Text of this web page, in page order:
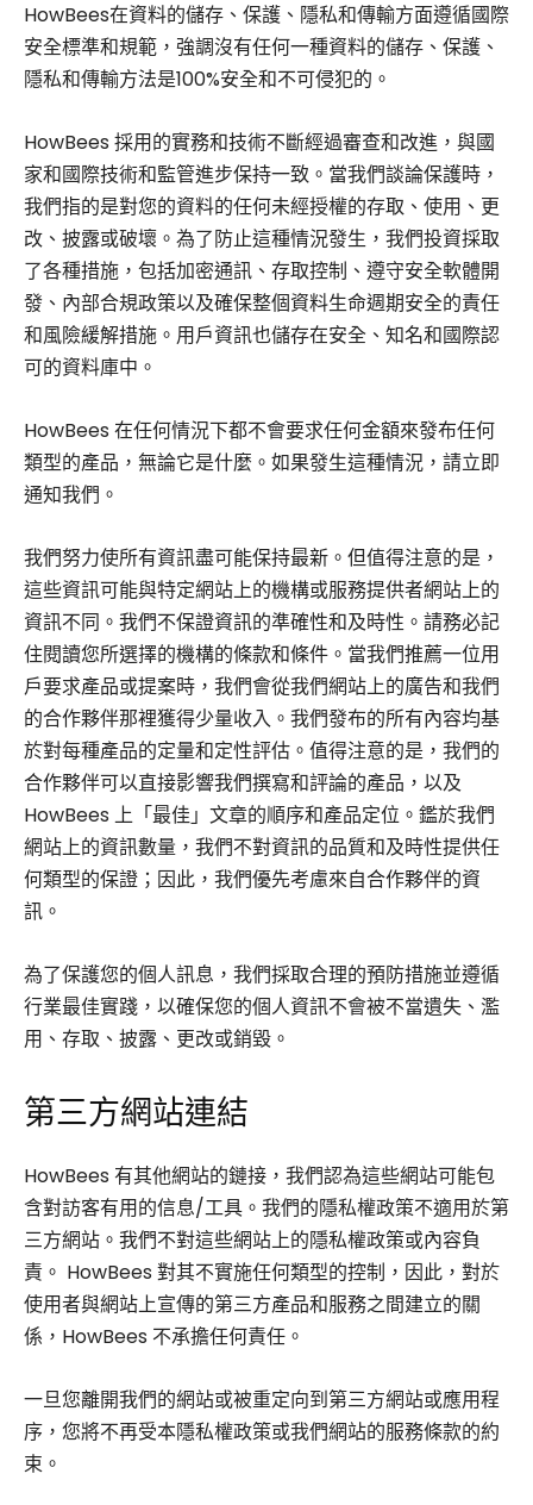
HowBees在資料的儲存、保護、隱私和傳輸方面遵循國際
安全標準和規範，強調沒有任何一種資料的儲存、保護、
隱私和傳輸方法是100%安全和不可侵犯的。
HowBees 採用的實務和技術不斷經過審查和改進，與國
家和國際技術和監管進步保持一致。當我們談論保護時，
我們指的是對您的資料的任何未經授權的存取、使用、更
改、披露或破壞。為了防止這種情況發生，我們投資採取
了各種措施，包括加密通訊、存取控制、遵守安全軟體開
發、內部合規政策以及確保整個資料生命週期安全的責任
和風險緩解措施。用戶資訊也儲存在安全、知名和國際認
可的資料庫中。
HowBees 在任何情況下都不會要求任何金額來發布任何
類型的產品，無論它是什麼。如果發生這種情況，請立即
通知我們。
我們努力使所有資訊盡可能保持最新。但值得注意的是，
這些資訊可能與特定網站上的機構或服務提供者網站上的
資訊不同。我們不保證資訊的準確性和及時性。請務必記
住閱讀您所選擇的機構的條款和條件。當我們推薦一位用
戶要求產品或提案時，我們會從我們網站上的廣告和我們
的合作夥伴那裡獲得少量收入。我們發布的所有內容均基
於對每種產品的定量和定性評估。值得注意的是，我們的
合作夥伴可以直接影響我們撰寫和評論的產品，以及
HowBees 上「最佳」文章的順序和產品定位。鑑於我們
網站上的資訊數量，我們不對資訊的品質和及時性提供任
何類型的保證；因此，我們優先考慮來自合作夥伴的資
訊。
為了保護您的個人訊息，我們採取合理的預防措施並遵循
行業最佳實踐，以確保您的個人資訊不會被不當遺失、濫
用、存取、披露、更改或銷毀。
第三方網站連結
HowBees 有其他網站的鏈接，我們認為這些網站可能包
含對訪客有用的信息/工具。我們的隱私權政策不適用於第
三方網站。我們不對這些網站上的隱私權政策或內容負
責。 HowBees 對其不實施任何類型的控制，因此，對於
使用者與網站上宣傳的第三方產品和服務之間建立的關
係，HowBees 不承擔任何責任。
一旦您離開我們的網站或被重定向到第三方網站或應用程
序，您將不再受本隱私權政策或我們網站的服務條款的約
束。